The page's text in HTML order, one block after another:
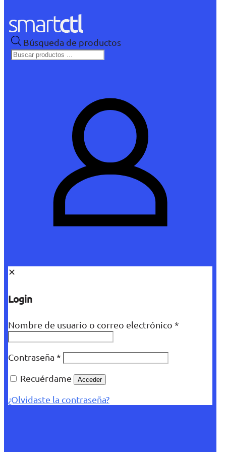
Búsqueda de productos
✕
Login
Nombre de usuario o correo electrónico *
Contraseña *
Recuérdame
Acceder
¿Olvidaste la contraseña?